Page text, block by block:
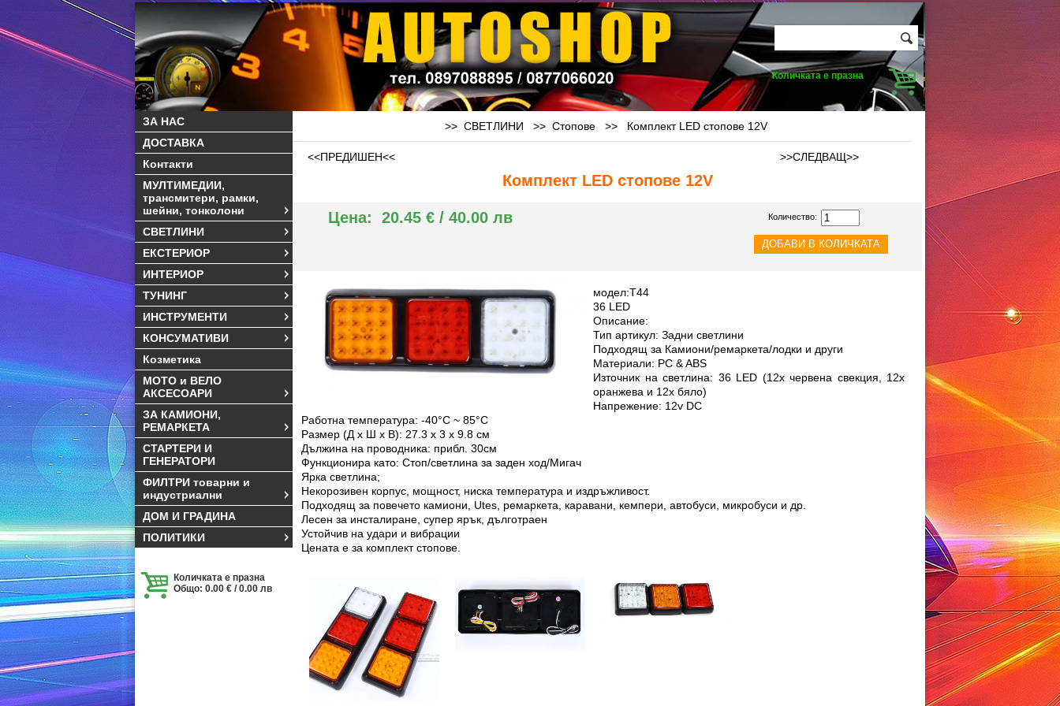
Количката е празна
ЗА НАС
ДОСТАВКА
Контакти
МУЛТИМЕДИИ,
трансмитери, рамки,
шейни, тонколони
СВЕТЛИНИ
ЕКСТЕРИОР
ИНТЕРИОР
ТУНИНГ
ИНСТРУМЕНТИ
КОНСУМАТИВИ
Козметика
МОТО и ВЕЛО
АКСЕСОАРИ
ЗА КАМИОНИ,
РЕМАРКЕТА
СТАРТЕРИ И
ГЕНЕРАТОРИ
ФИЛТРИ товарни и
индустриални
ДОМ И ГРАДИНА
ПОЛИТИКИ
Количката е празна
Общо: 0.00 € / 0.00 лв
>> СВЕТЛИНИ >> Стопове >> Комплект LED стопове 12V
<<ПРЕДИШЕН<< >>СЛЕДВАЩ>>
Комплект LED стопове 12V
Цена: 20.45 € / 40.00 лв Количество:
модел:T44
36 LED
Описание:
Тип артикул: Задни светлини
Подходящ за Камиони/ремаркета/лодки и други
Материали: PC & ABS
Източник на светлина: 36 LED (12x червена свекция, 12x
оранжева и 12x бяло)
Напрежение: 12v DC
Работна температура: -40°C ~ 85°C
Размер (Д x Ш x В): 27.3 x 3 x 9.8 см
Дължина на проводника: прибл. 30см
Функционира като: Стоп/светлина за заден ход/Мигач
Ярка светлина;
Некорозивен корпус, мощност, ниска температура и издръжливост.
Подходящ за повечето камиони, Utes, ремаркета, каравани, кемпери, автобуси, микробуси и др.
Лесен за инсталиране, супер ярък, дълготраен
Устойчив на удари и вибрации
Цената е за комплект стопове.